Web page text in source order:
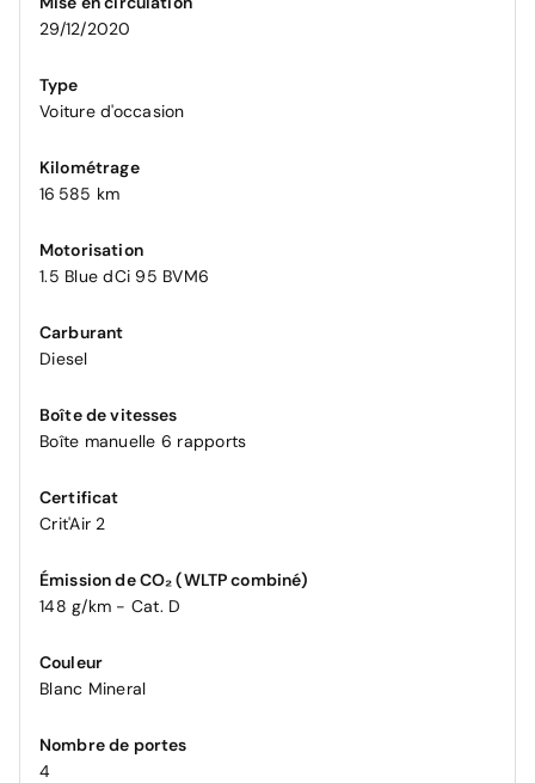
29/12/2020
Type
Voiture d'occasion
Kilométrage
16 585 km
Motorisation
1.5 Blue dCi 95 BVM6
Carburant
Diesel
Boîte de vitesses
Boîte manuelle 6 rapports
Certificat
Crit'Air 2
Émission de CO₂ (WLTP combiné)
148 g/km - Cat. D
Couleur
Blanc Mineral
Nombre de portes
4